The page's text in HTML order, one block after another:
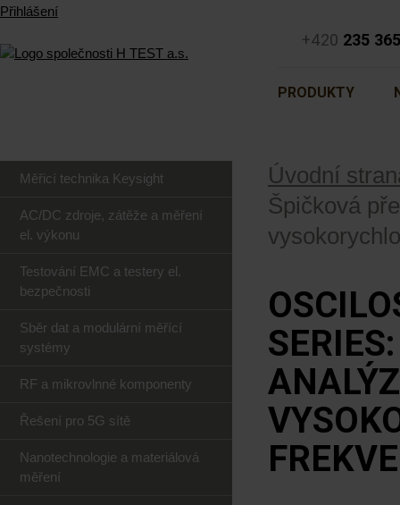
+420 235
PRODUKTY
Přihlášení
Úvodní
Špičková
Měřicí technika Keysight
AC/DC zdroje, zátěže a měření
el. výkonu
Testování EMC a testery el.
bezpečnosti
Sběr dat a modulární měřící
systémy
RF a mikrovlnné komponenty
Řešení pro 5G sítě
Nanotechnologie a materiálová
měření